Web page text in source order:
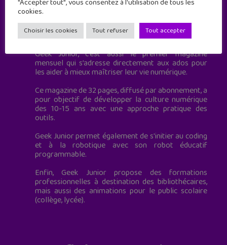
Geek Junior est le premier site de culture numérique
à destination des adolescents.
Geek Junior, c’est aussi le premier magazine
mensuel qui s’adresse directement aux ados pour
les aider à mieux maîtriser leur vie numérique.
Ce magazine de 32 pages, diffusé par abonnement, a
pour objectif de développer la culture numérique
des 10-15 ans avec une approche pratique des
outils.
Geek Junior permet également de s'initier au coding
et à la robotique avec son robot éducatif
programmable.
Enfin, Geek Junior propose des formations
professionnelles à destination des bibliothécaires,
mais aussi des animations pour le public scolaire
(collège, lycée).
cookies.
Choisir les cookies Tout refuser Tout accepter